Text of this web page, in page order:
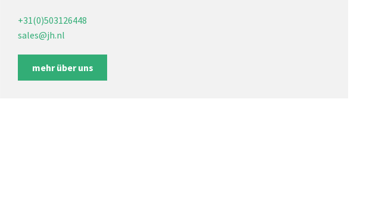
+31(0)503126448
sales@jh.nl
mehr über uns